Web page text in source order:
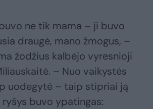
ne tik mama – ji buvo
draugė, mano žmogus, –
žodžius kalbėjo vyresnioji
– Nuo vaikystės
uodegytė – taip stipriai ją
ryšys buvo ypatingas: